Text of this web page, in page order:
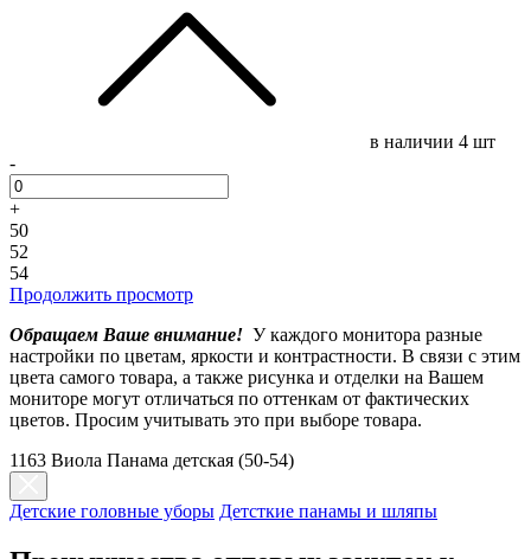
в наличии 4 шт
-
+
50
52
54
Продолжить просмотр
Обращаем Ваше внимание! У каждого монитора разные
настройки по цветам, яркости и контрастности. В связи с этим
цвета самого товара, а также рисунка и отделки на Вашем
мониторе могут отличаться по оттенкам от фактических
цветов. Просим учитывать это при выборе товара.
1163 Виола Панама детская (50-54)
Детские головные уборы Детсткие панамы и шляпы